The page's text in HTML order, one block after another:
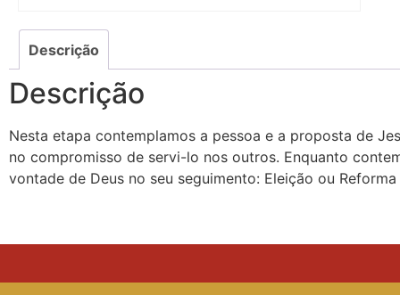
Descrição
Descrição
Nesta etapa contemplamos a pessoa e a proposta de
no compromisso de servi-lo nos outros. Enquanto
vontade de Deus no seu seguimento: Eleição ou